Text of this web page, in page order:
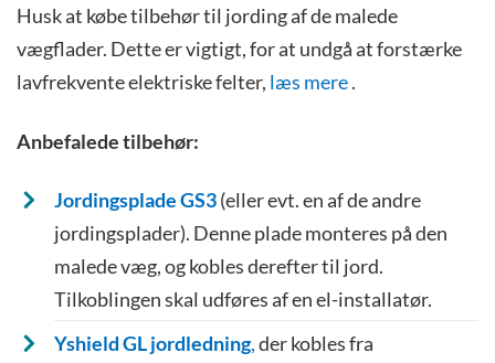
Husk at købe tilbehør til jording af de malede
vægflader. Dette er vigtigt, for at undgå at forstærke
lavfrekvente elektriske felter, læs mere.
Anbefalede tilbehør:
Jordingsplade GS3(eller evt. en af de andre
jordingsplader). Denne plade monteres på den
malede væg, og kobles derefter til jord.
Tilkoblingen skal udføres af en el-installatør.
Yshield GL jordledning,der kobles fra